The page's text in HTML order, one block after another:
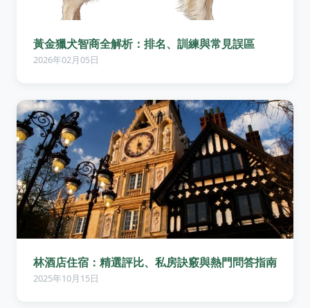
黃金獵犬智商全解析：排名、訓練與常見誤區
2026年02月05日
林酒店住宿：精選評比、私房訣竅與熱門問答指南
2025年10月15日